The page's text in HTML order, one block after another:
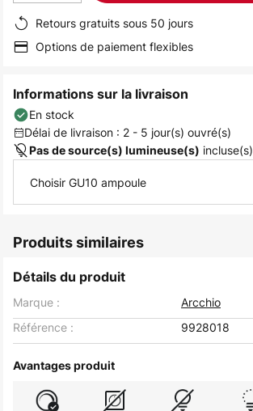
Retours gratuits sous 50 jours
Options de paiement flexibles
Informations sur la livraison
En stock
Délai de livraison : 2 - 5 jour(s) ouvré(s)
Pas de source(s) lumineuse(s) incluse(s)
Choisir GU10 ampoule
Produits similaires
Détails du produit
Marque :
Arcchio
Référence :
9928018
Avantages produit